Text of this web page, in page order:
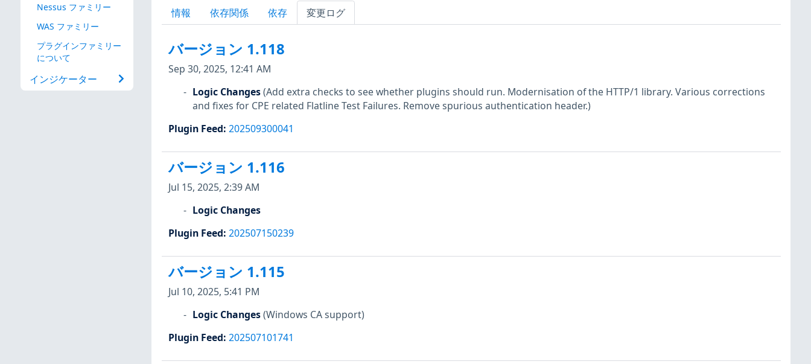
Nessus ファミリー
WAS ファミリー
プラグインファミリー
について
インジケーター
情報 依存関係 依存 変更ログ
バージョン 1.118
Sep 30, 2025, 12:41 AM
Logic Changes(Add extra checks to see whether plugins should run. Modernisation of the HTTP/1 library. Various corrections
and fixes for CPE related Flatline Test Failures. Remove spurious authentication header.)
Plugin Feed: 202509300041
バージョン 1.116
Jul 15, 2025, 2:39 AM
Logic Changes
Plugin Feed: 202507150239
バージョン 1.115
Jul 10, 2025, 5:41 PM
Logic Changes(Windows CA support)
Plugin Feed: 202507101741